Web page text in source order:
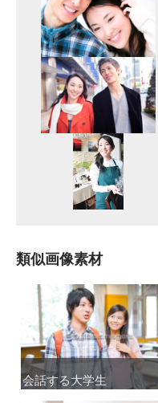
類似画像素材
会話する大学生
会話する大学生